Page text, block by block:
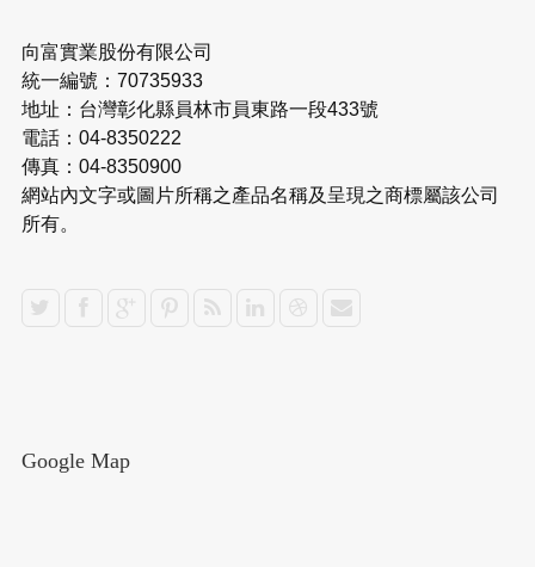
向富實業股份有限公司
統一編號：70735933
地址：台灣彰化縣員林市員東路一段433號
電話：04-8350222
傳真：04-8350900
網站內文字或圖片所稱之產品名稱及呈現之商標屬該公司
所有。
Google Map